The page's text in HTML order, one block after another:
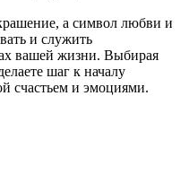
а символ любви и
и служить
вашей жизни. Выбирая
шаг к началу
счастьем и эмоциями.